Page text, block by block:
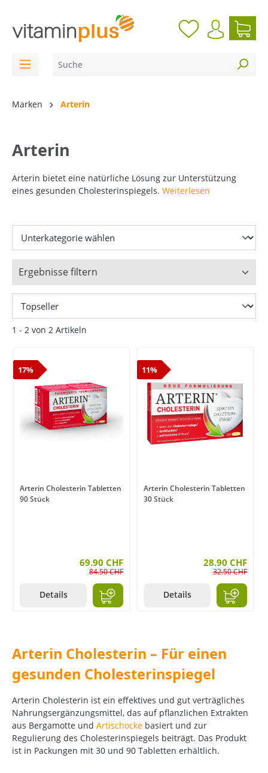
Marken Arterin
Arterin
Arterin bietet eine natürliche Lösung zur Unterstützung
eines gesunden Cholesterinspiegels. Weiterlesen
Ergebnisse filtern
1 - 2 von 2 Artikeln
17%
Arterin Cholesterin Tabletten
90 Stück
69.90 CHF
84.50 CHF
Details
11%
Arterin Cholesterin Tabletten
30 Stück
28.90 CHF
32.50 CHF
Details
Arterin Cholesterin – Für einen
gesunden Cholesterinspiegel
Arterin Cholesterin ist ein effektives und gut verträgliches
Nahrungsergänzungsmittel, das auf pflanzlichen Extrakten
aus Bergamotte und Artischocke basiert und zur
Regulierung des Cholesterinspiegels beiträgt. Das Produkt
ist in Packungen mit 30 und 90 Tabletten erhältlich.